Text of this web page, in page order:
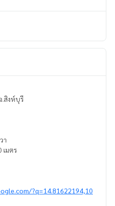
.สิงห์บุรี
า
เมตร
?q=14.81622194,10